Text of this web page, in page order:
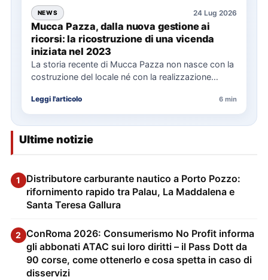
NEWS 24 Lug 2026
Mucca Pazza, dalla nuova gestione ai
ricorsi: la ricostruzione di una vicenda
iniziata nel 2023
La storia recente di Mucca Pazza non nasce con la
costruzione del locale né con la realizzazione
Leggi l'articolo 6 min
Ultime notizie
1
Distributore carburante nautico a Porto Pozzo:
rifornimento rapido tra Palau, La Maddalena e
Santa Teresa Gallura
2 ConRoma 2026: Consumerismo No Profit informa
gli abbonati ATAC sui loro diritti – il Pass Dott da
90 corse, come ottenerlo e cosa spetta in caso di
disservizi